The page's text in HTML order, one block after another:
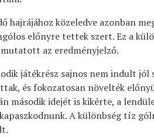
hajrájához közeledve azonban
előnyre tettek szert. Ez a
az eredményjelző.
játékrész sajnos nem indult jól
és fokozatosan növelték
második idejét is kikérte, a
A különbség tíz